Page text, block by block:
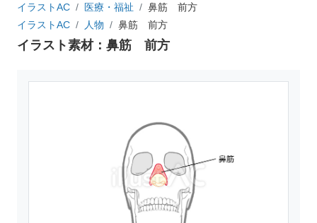
イラストAC 医療・福祉
鼻筋 前方
イラストAC
人物 鼻筋 前方
イラスト素材：鼻筋 前方